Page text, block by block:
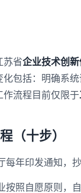
苏省企业技术创
包括：明确系
作流程目前仅限于
（十步）
每年印发通知，
按照自愿原则，